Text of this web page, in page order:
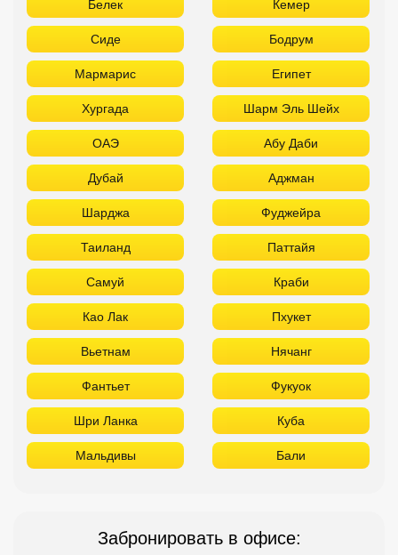
Белек Кемер
Сиде Бодрум
Мармарис Египет
Хургада Шарм Эль Шейх
ОАЭ Абу Даби
Дубай Аджман
Шарджа Фуджейра
Таиланд Паттайя
Самуй Краби
Као Лак Пхукет
Вьетнам Нячанг
Фантьет Фукуок
Шри Ланка Куба
Мальдивы Бали
Забронировать в офисе: